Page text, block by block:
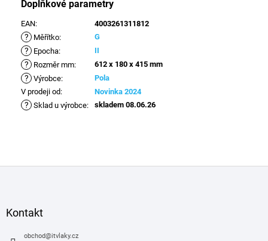
Doplňkové parametry
EAN: 4003261311812
? Měřítko: G
? Epocha: II
? Rozměr mm: 612 x 180 x 415 mm
? Výrobce:
Pola
V prodeji od: Novinka 2024
? Sklad u výrobce: skladem 08.06.26
Kontakt
obchod@itvlaky.cz